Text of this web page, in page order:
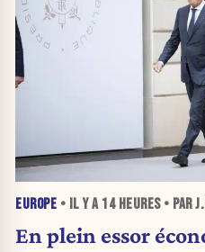
EUROPE • IL Y A 14 HEURES• PAR
En plein essor